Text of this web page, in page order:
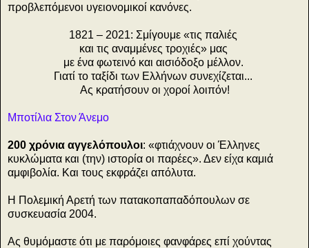
προβλεπόμενοι υγειονομικοί κανόνες.
1821 – 2021: Σμίγουμε «τις παλιές
και τις αναμμένες τροχιές» μας
με ένα φωτεινό και αισιόδοξο μέλλον.
Γιατί το ταξίδι των Ελλήνων συνεχίζεται...
Ας κρατήσουν οι χοροί λοιπόν!
Μποτίλια Στον Άνεμο
200 χρόνια αγγελόπουλοι: «φτιάχνουν οι Έλληνες
κυκλώματα και (την) ιστορία οι παρέες». Δεν είχα καμιά
αμφιβολία. Και τους εκφράζει απόλυτα.
Η Πολεμική Αρετή των πατακοπαπαδόπουλων σε
συσκευασία 2004.
Ας θυμόμαστε ότι με παρόμοιες φανφάρες επί χούντας